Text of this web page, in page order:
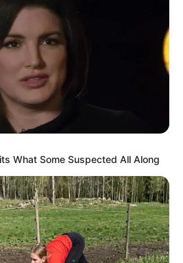
To A Common Habit. Do
What Some Suspected All Along